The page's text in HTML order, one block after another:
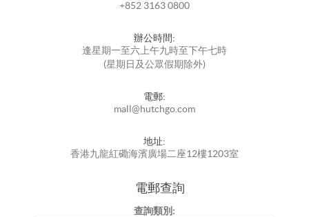
+852 3163 0800
辦公時間:
逢星期一至六上午九時至下午七時
(星期日及公眾假期除外)
電郵:
mall@hutchgo.com
地址:
香港九龍紅磡海濱廣場二座12樓1203室
電郵查詢
查詢類別: